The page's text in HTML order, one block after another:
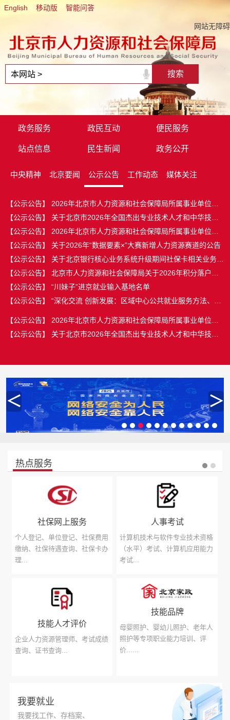
English 移动版 智能问答
网站无障碍
政务服务 政民互动 便民服务
站点信息 民生新闻 政务公开
中央精神 北京要闻 公示公告 工作动态 媒体关注
【公示公告】
2026年北京市人力资源和社会保障局所属事业单位工
作人员公开招...
【公示公告】
关于北京市2026年全国杰出专业技术人才和中华技能
大奖拟推荐人...
【公示公告】
2026年北京市人力资源和社会保障局所属事业单位招
聘退役大学生...
【公示公告】
关于2026年“数据要素×”大赛新增人力资源赛道的公告
【公示公告】
关于北京银行核心业务系统升级期间社保卡相关业务办
理方式临时...
【公示公告】
北京市人力资源和社会保障局关于2026年积分落户公
示及落户办理...
【公示公告】
“川妹子”进京就业输入基地名单
【公示公告】
“深化交流 创新发展：区域中心公共就业服务方法、技
【公示公告】
2026年北京市人力资源和社会保障局所属事业单位工
作人员公开招...
【公示公告】
关于北京市2026年全国杰出专业技术人才和中华技能
理方式临时...
【公示公告】 北京市人力资源和社会保障局关于2026年积分落户公
示及落户办理...
【公示公告】
“川妹子”进京就业输入基地名单
【公示公告】
“深化交流 创新发展：区域中心公共就业服务方法、技
术与案例...
大奖拟推荐人...
【公示公告】 2026年北京市人力资源和社会保障局所属事业单位招
【公示公告】 关于北京银行核心业务系统升级期间社保卡相关业务办
北京市人力资源和社会保障局关于2026年积分落户公
示及落户办理...
【公示公告】 “川妹子”进京就业输入基地名单
【公示公告】
“深化交流 创新发展：区域中心公共就业服务方法、技
术与案例...
⋅ 2026年清理整顿人力资源市场秩序专项行动顺利完成
⋅ 李强主持召开国务院常务会议研究推进全国统一大市场建设
有关工作审议通过...
⋅ 习近平就推动哲学社会科学高质量发展作出重要指示强调 加
快构建中国哲学...
⋅ 构建“中美建设性战略稳定关系”是最重要政治共识 ——中美
元首会晤是一...
⋅ 在“五一”国际劳动节到来之际 习近平向全国广大劳动群众致
以节日祝贺和...
＜ ＞
热点服务
社保网上服务
个人登记、单位登记、社保费用
缴纳、社保待遇查询、社保卡办
理...
人事考试
计算机技术与软件专业技术资格
（水平）考试、计算机应用能力
考试...
技能人才评价
企业人力资源管理师、考试成绩
查询、证书查询...
技能品牌
母婴照护、婴幼儿照护、老年人
照护等专项职业能力培训、评
价......
我要就业
我要找工作、存档案、